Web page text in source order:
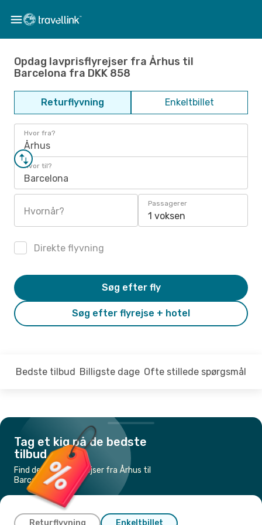
Opdag lavprisflyrejser fra Århus til
Barcelona fra DKK 858
Returflyvning Enkeltbillet
Hvor fra?
Århus
Hvor til?
Barcelona
Hvornår?
Passagerer
1 voksen
Direkte flyvning
Søg efter flyrejse + hotel
Søg efter fly
Bedste tilbud Billigste dage Ofte stillede spørgsmål
Tag et kig på de bedste
tilbud
Find de billigste flyrejser fra Århus til
Barcelona
Returflyvning Enkeltbillet